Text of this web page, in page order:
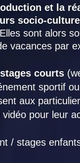
et la
socio-
sont alors
vacances par
stages courts
sportif
aux
pour leur
/ stages